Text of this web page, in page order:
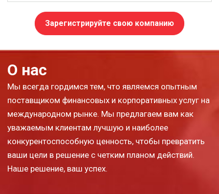
Зарегистрируйте свою компанию
О нас
Мы всегда гордимся тем, что являемся опытным
поставщиком финансовых и корпоративных услуг на
международном рынке. Мы предлагаем вам как
уважаемым клиентам лучшую и наиболее
конкурентоспособную ценность, чтобы превратить
ваши цели в решение с четким планом действий.
Наше решение, ваш успех.